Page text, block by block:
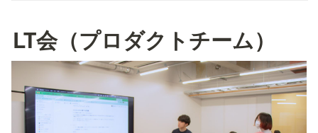
LT会（プロダクトチーム）